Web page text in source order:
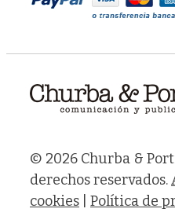
© 2026 Churba &
derechos reservados.
cookies
Política de